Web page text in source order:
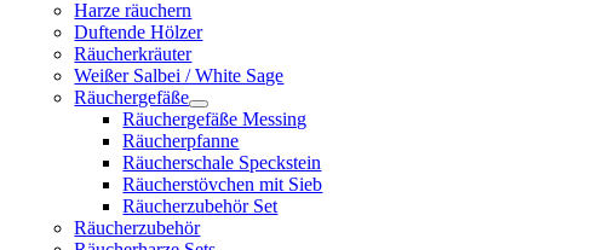
Harze räuchern
Duftende Hölzer
Räucherkräuter
Weißer Salbei / White Sage
Räuchergefäße
Räuchergefäße Messing
Räucherpfanne
Räucherschale Speckstein
Räucherstövchen mit Sieb
Räucherzubehör Set
Räucherzubehör